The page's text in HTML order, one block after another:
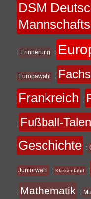
DSM
: Erinnerung :
Europawahl :
Frankreich :
: Fußball-
Geschichte :
Juniorwahl : Klassenfahrt :
: Mathematik :